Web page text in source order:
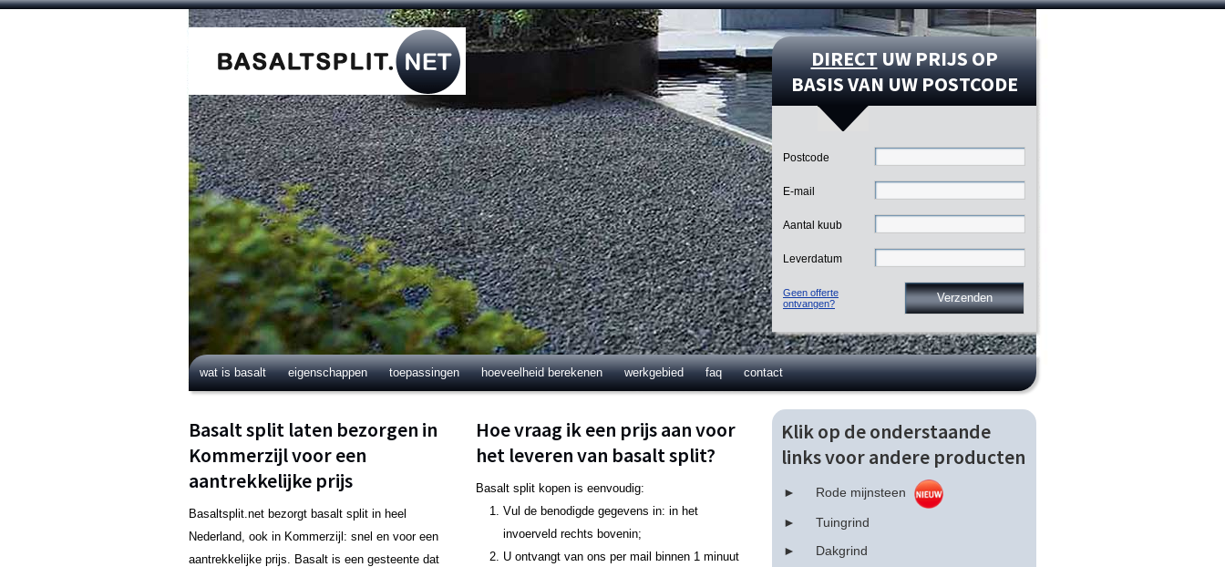
DIRECTUW PRIJS OP
BASIS VAN UW POSTCODE
Geen offerte
ontvangen?
Postcode
E-mail
Aantal kuub
Leverdatum
wat is basalt eigenschappen toepassingen hoeveelheid berekenen werkgebied faq contact
Basalt split laten bezorgen in
Kommerzijl voor een
aantrekkelijke prijs
Basaltsplit.net bezorgt basalt split in heel
Nederland, ook in Kommerzijl: snel en voor een
aantrekkelijke prijs. Basalt is een gesteente dat
Hoe vraag ik een prijs aan voor
het leveren van basalt split?
Basalt split kopen is eenvoudig:
Vul de benodigde gegevens in: in het
invoerveld rechts bovenin;
U ontvangt van ons per mail binnen 1 minuut
Klik op de onderstaande
links voor andere producten
Rode mijnsteen
Tuingrind
Dakgrind